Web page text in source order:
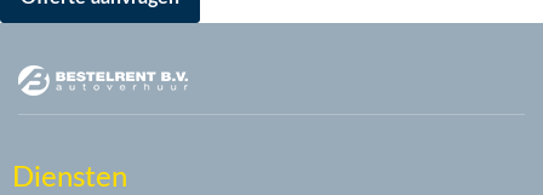
Diensten